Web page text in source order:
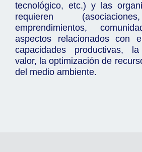
tecnológico, etc.) y las
requieren
emprendimientos,
aspectos relacionados con
capacidades productivas,
valor, la optimización de
del medio ambiente.